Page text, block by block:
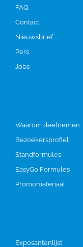
FAQ
Contact
Nieuwsbrief
Pers
Jobs
Waarom deelnemen
Bezoekersprofiel
Standformules
EasyGo Formules
Promomateriaal
Exposantenlijst